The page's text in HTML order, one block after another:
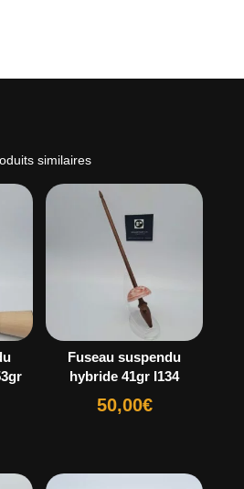
similaires
Fuseau suspendu
hybride 41gr I134
50,00€